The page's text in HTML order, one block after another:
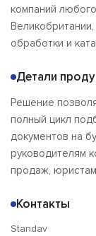
Отзывы
компаний
обработки и
Детали
Решение
полный цикл
документов на
руководителям
продаж,
Контакты
Standav